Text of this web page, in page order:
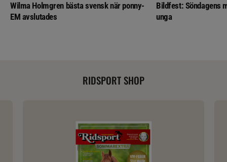
Wilma Holmgren bästa svensk när ponny-
EM avslutades
Bildfest: Söndagens
unga
RIDSPORT SHOP